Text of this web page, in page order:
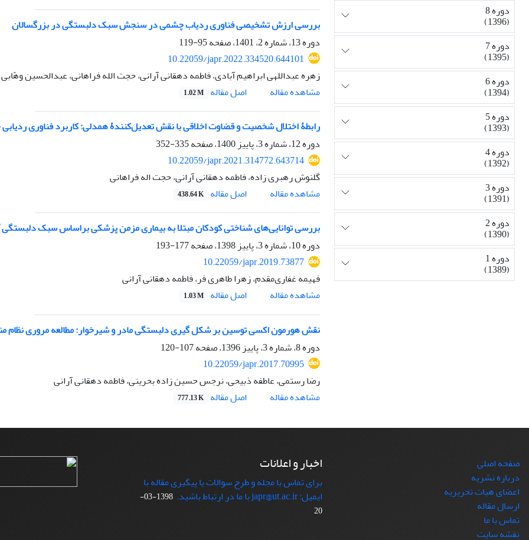
بررسی ارزش تشخیصی فناوری ردیاب چشمی در سنجش سبک دلبستگی در بزرگسالان
دوره 13، شماره 2، 1401، صفحه
95-119
10.22059/japr.2022.334520.644101
زهره عبداللهی ابراهیم آبادی، فاطمه دهقانی آرانی، حجت الله فراهانی، عبدالحسین وهّابی
مشاهده مقاله
اصل مقاله 1.02 M
رابطۀ اختلال شخصیت و قضاوت اخلاقی با نقش تعدیل‌کنندۀ همدلی: کاربرد فناوری
دوره 12، شماره 3، پاییز 1400، صفحه
335-352
10.22059/japr.2021.314772.643714
گلنوش رهبری زاده، فاطمه دهقانی آرانی، حجت اله فراهانی
مشاهده مقاله
اصل مقاله 438.64 K
بررسی توانایی‌های شناختی کودکان مبتلا به بیماری مزمن پزشکی براساس سبک
دوره 10، شماره 3، پاییز 1398، صفحه
177-193
10.22059/japr.2019.73877
فهیمه غفاری‌مقدم، زهرا طاهری فر، فاطمه دهقانی آرانی
مشاهده مقاله
اصل مقاله 1.03 M
نقش هورمون اکسی توسین بر شکل گیری دلبستگی مادر و شیرخوار: مطالعه مروری نظام
دوره 8، شماره 3، پاییز 1396، صفحه
107-120
10.22059/japr.2017.70995
رضا رستمی، عاطفه ذبیحی، نرجس حسین زاده بحرینی، فاطمه دهقانی آرانی
مشاهده مقاله
اصل مقاله 777.13 K
دوره 8
(1396)
دوره 7
(1395)
دوره 6
(1394)
دوره 5
(1393)
دوره 4
(1392)
دوره 3
(1391)
دوره 2
(1390)
دوره 1
(1389)
صفحه اصلی
درباره نشریه
اعضای هیات تحریریه
ارسال مقاله
تماس با ما
نقشه سایت
اخبار و اعلانات
برای تماس با مجله و طرح سوالات یا پیگیری مقاله با
ایمیل: japr@ut.ac.ir با ما در ارتباط باشید.
1398-03-
20